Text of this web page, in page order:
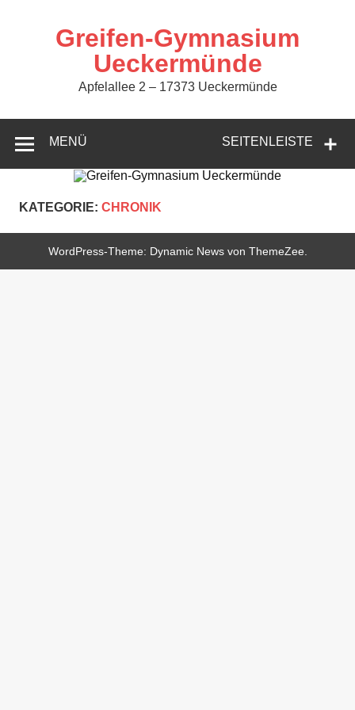
Greifen-Gymnasium
Ueckermünde
Apfelallee 2 – 17373 Ueckermünde
SEITENLEISTE
MENÜ
KATEGORIE: CHRONIK
WordPress-Theme: Dynamic News von ThemeZee.